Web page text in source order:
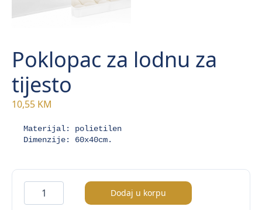
Poklopac za lodnu za
tijesto
10,55 KM
Materijal: polietilen
Dimenzije: 60x40cm.
Poklopac
za
Dodaj u korpu